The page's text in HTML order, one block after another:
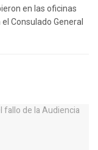
en las oficinas
Consulado General